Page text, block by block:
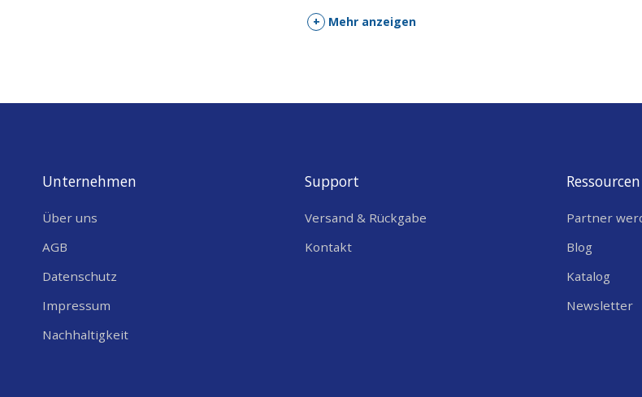
+ Mehr anzeigen
Unternehmen
Über uns
AGB
Datenschutz
Impressum
Nachhaltigkeit
Support
Versand & Rückgabe
Kontakt
Ressourcen
Partner
Blog
Katalog
Newsletter